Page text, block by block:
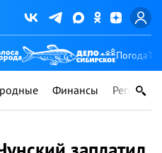
Погода
Финансы Регионы